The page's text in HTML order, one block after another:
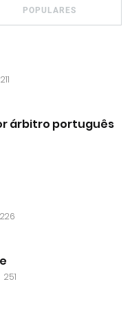
POPULARES
211
árbitro português
226
251